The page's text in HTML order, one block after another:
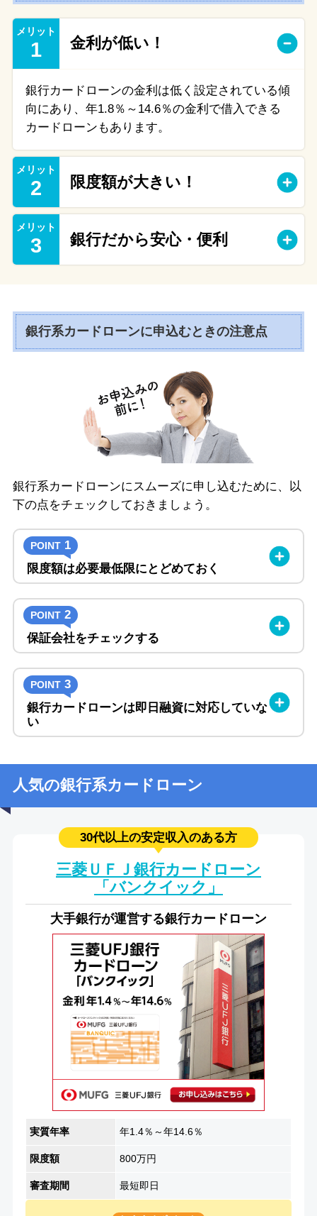
メリット
1 金利が低い！
銀行カードローンの金利は低く設定されている傾
向にあり、年1.8％～14.6％の金利で借入できる
カードローンもあります。
メリット
2 限度額が大きい！
メリット
3 銀行だから安心・便利
銀行系カードローンに申込むときの注意点
銀行系カードローンにスムーズに申し込むために、以
下の点をチェックしておきましょう。
POINT 1
限度額は必要最低限にとどめておく
POINT 2
保証会社をチェックする
POINT 3
銀行カードローンは即日融資に対応していな
い
人気の銀行系カードローン
30代以上の安定収入のある方
三菱ＵＦＪ銀行カードローン
「バンクイック」
大手銀行が運営する銀行カードローン
実質年率 年1.4％～年14.6％
限度額 800万円
審査期間 最短即日